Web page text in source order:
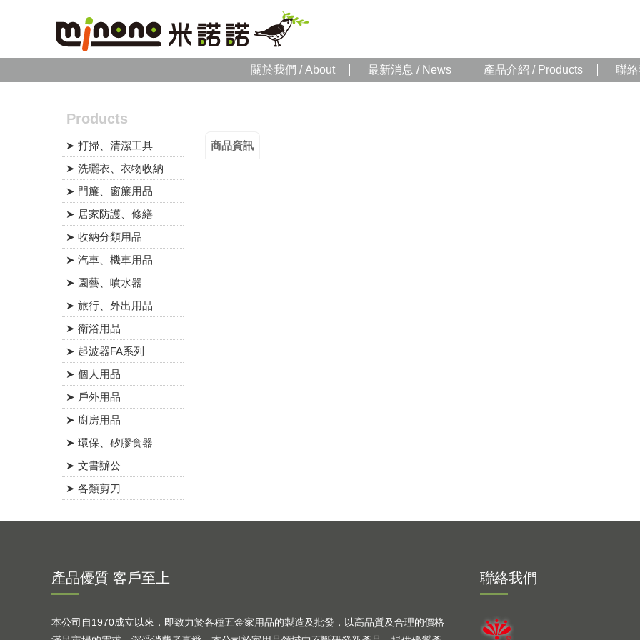
關於我們 / About 最新消息 / News 產品介紹 / Products 聯
Products
➤ 打掃、清潔工具
➤ 洗曬衣、衣物收納
➤ 門簾、窗簾用品
➤ 居家防護、修繕
➤ 收納分類用品
➤ 汽車、機車用品
➤ 園藝、噴水器
➤ 旅行、外出用品
➤ 衛浴用品
➤ 起波器FA系列
➤ 個人用品
➤ 戶外用品
➤ 廚房用品
➤ 環保、矽膠食器
➤ 文書辦公
➤ 各類剪刀
商品資訊
產品優質 客戶至上
本公司自1970成立以來，即致力於各種五金家用品的製造及批發，以高品質及合理的價格
聯絡我們